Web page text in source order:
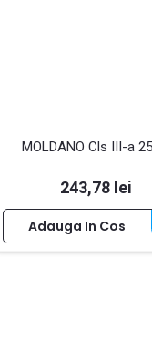
MOLDANO Cls III-a
Pret
243,78 lei
Adauga In Cos